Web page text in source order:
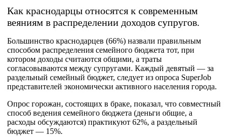
Как краснодарцы относятся к современным
веяниям в распределении доходов супругов.
Большинство краснодарцев (66%) назвали правильным
способом распределения семейного бюджета тот, при
котором доходы считаются общими, а траты
согласовываются между супругами. Каждый девятый — за
раздельный семейный бюджет, следует из опроса SuperJob
представителей экономически активного населения города.
Опрос горожан, состоящих в браке, показал, что совместный
способ ведения семейного бюджета (деньги общие, а
расходы обсуждаются) практикуют 62%, а раздельный
бюджет — 15%.